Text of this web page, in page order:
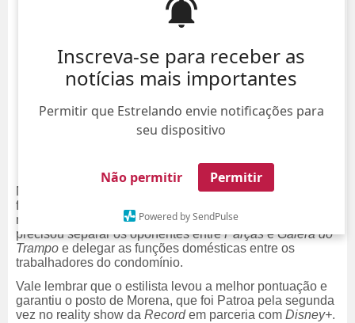
Inscreva-se para receber as
notícias mais importantes
Permitir que Estrelando envie notificações para
seu dispositivo
Não permitir Permitir
Powered by SendPulse
Novo patronato em Casa do Patrão! Na noite desta sexta-
feira, dia 5, a
mandachuva da semana: Vivão. O participante, portanto,
precisou separar os oponentes entreParçaseGalera do
Trampo e delegar as funções domésticas entre os
trabalhadores do condomínio.
Vale lembrar que o estilista levou a melhor pontuação e
garantiu o posto de Morena, que foi Patroa pela segunda
vez no reality show da Recordem parceria com Disney+.